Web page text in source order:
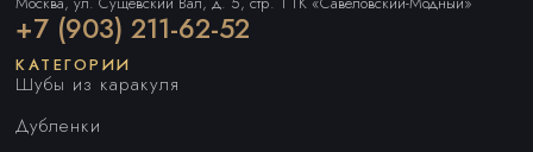
+7 (903) 211-62-52
КАТЕГОРИИ
Шубы из каракуля
Дубленки